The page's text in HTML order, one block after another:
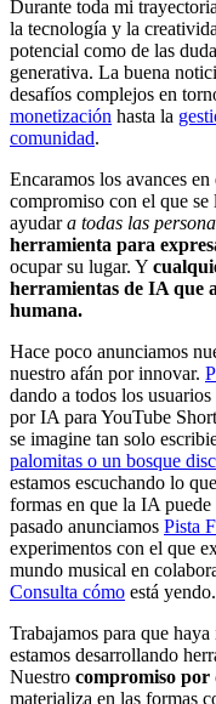
Durante toda mi
la tecnología y la
potencial como de las
generativa. La buena
desafíos complejos en
monetización hasta la
comunidad.
Encaramos los avances
compromiso con el que se
ayudara todas las
herramienta para
ocupar su lugar. Y
herramientas de IA que
humana.
Hace poco anunciamos
nuestro afán por innovar.
dando a todos los
por IA para YouTube
se imagine tan solo
palomitas o un bosque
estamos escuchando lo
formas en que la IA
pasado anunciamos Pista
experimentos con el que
mundo musical en
Consulta cómo está yendo.
Trabajamos para que
estamos desarrollando
Nuestro compromiso por
materializa en las formas